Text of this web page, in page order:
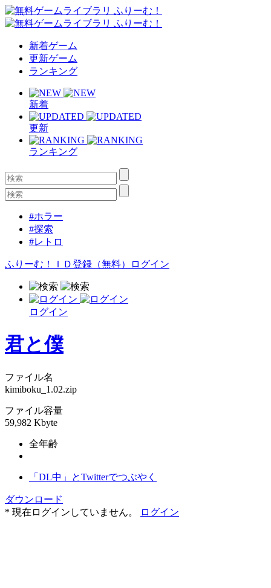
新着ゲーム
更新ゲーム
ランキング
新着
更新
ランキング
#ホラー
#探索
#レトロ
ふりーむ！ＩＤ登録（無料） ログイン
ログイン
君と僕
ファイル名
kimiboku_1.02.zip
ファイル容量
59,982 Kbyte
全年齢
「DL中」とTwitterでつぶやく
ダウンロード
* 現在ログインしていません。
ログイン